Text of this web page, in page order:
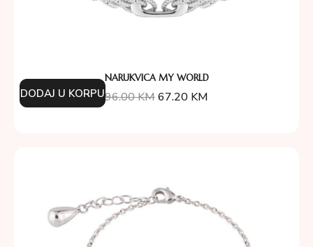
NARUKVICA MY WORLD
96.00KM67.20 KM
DODAJ U KORPU